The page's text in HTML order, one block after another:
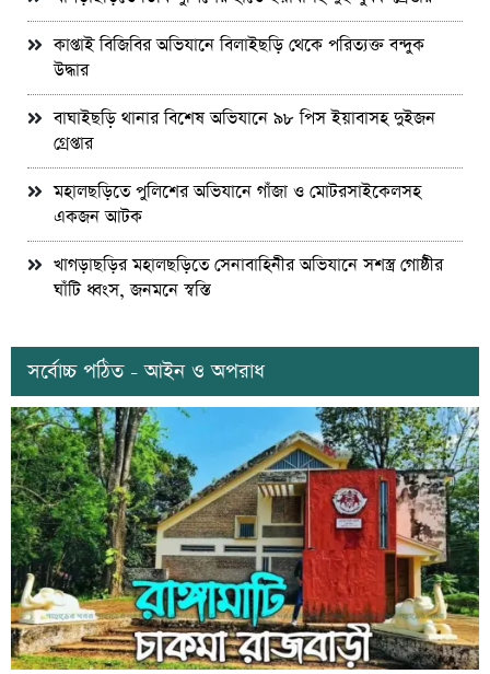
কাপ্তাই বিজিবির অভিযানে বিলাইছড়ি থেকে পরিত্যক্ত বন্দুক
উদ্ধার
বাঘাইছড়ি থানার বিশেষ অভিযানে ৯৮ পিস ইয়াবাসহ দুইজন
গ্রেপ্তার
মহালছড়িতে পুলিশের অভিযানে গাঁজা ও মোটরসাইকেলসহ
একজন আটক
খাগড়াছড়ির মহালছড়িতে সেনাবাহিনীর অভিযানে সশস্ত্র গোষ্ঠীর
ঘাঁটি ধ্বংস, জনমনে স্বস্তি
সর্বোচ্চ পঠিত - আইন ও অপরাধ